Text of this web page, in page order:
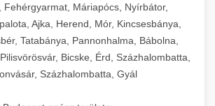
Fehérgyarmat, Máriapócs, Nyírbátor,
Ajka, Herend, Mór, Kincsesbánya,
Tatabánya, Pannonhalma, Bábolna,
Bicske, Érd, Százhalombatta,
Százhalombatta, Gyál